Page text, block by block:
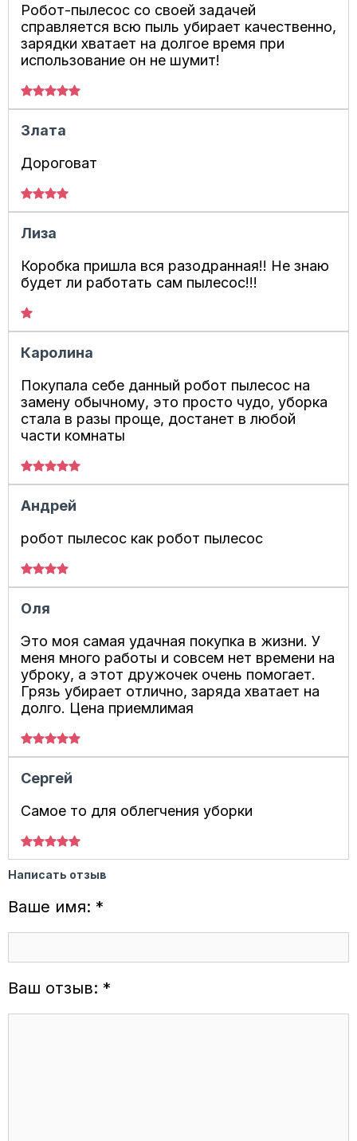
Робот-пылесос со своей задачей
справляется всю пыль убирает качественно,
зарядки хватает на долгое время при
использование он не шумит!
Злата
Дороговат
Лиза
Коробка пришла вся разодранная!! Не знаю
будет ли работать сам пылесос!!!
Каролина
Покупала себе данный робот пылесос на
замену обычному, это просто чудо, уборка
стала в разы проще, достанет в любой
части комнаты
Андрей
робот пылесос как робот пылесос
Оля
Это моя самая удачная покупка в жизни. У
меня много работы и совсем нет времени на
уброку, а этот дружочек очень помогает.
Грязь убирает отлично, заряда хватает на
долго. Цена приемлимая
Сергей
Самое то для облегчения уборки
Написать отзыв
Ваше имя: *
Ваш отзыв: *